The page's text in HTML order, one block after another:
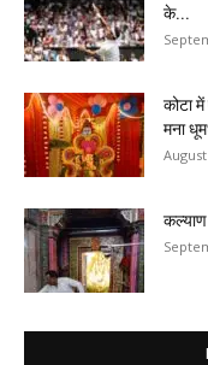
के...
कोटा
मना
कल्याण